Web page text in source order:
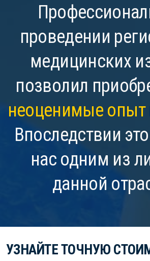
проведении
медицинских
позволил
неоценимые опыт
Впоследствии
нас одним из
данной
УЗНАЙТЕ ТОЧНУЮ